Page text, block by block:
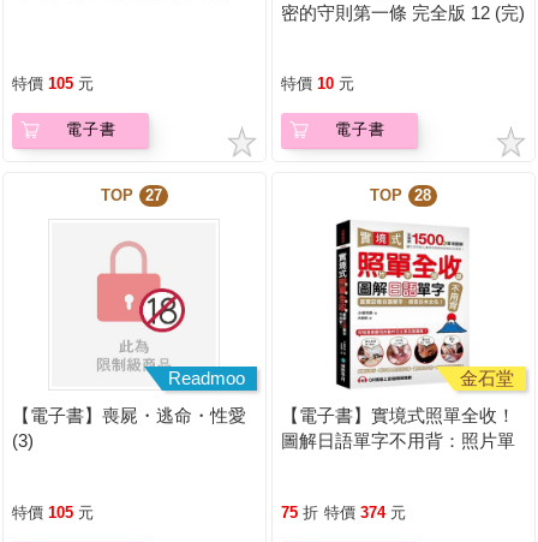
特價 105 元
電子書
密的守則第一條 完全版 12 (完)
特價 10 元
電子書
TOP 27
Readmoo
【電子書】喪屍・逃命・性愛
(3)
特價 105 元
TOP 28
金石堂
【電子書】實境式照單全收！
圖解日語單字不用背：照片單
物成為你的日文老師！
75 折 特價 374 元